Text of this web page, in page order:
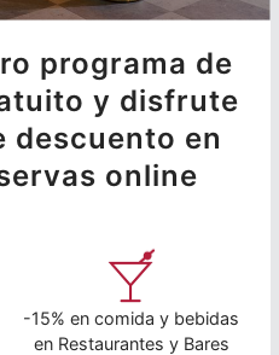
programa de
y disfrute
descuento en
online
-15% en comida y bebidas
en Restaurantes y Bares